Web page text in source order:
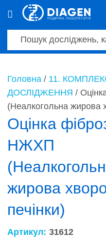
Головна / 11.
ДОСЛІДЖЕННЯ /
(Неалкогольна жирова
Оцінка
НЖХП
жирова
печінки)
Артикул: 31612